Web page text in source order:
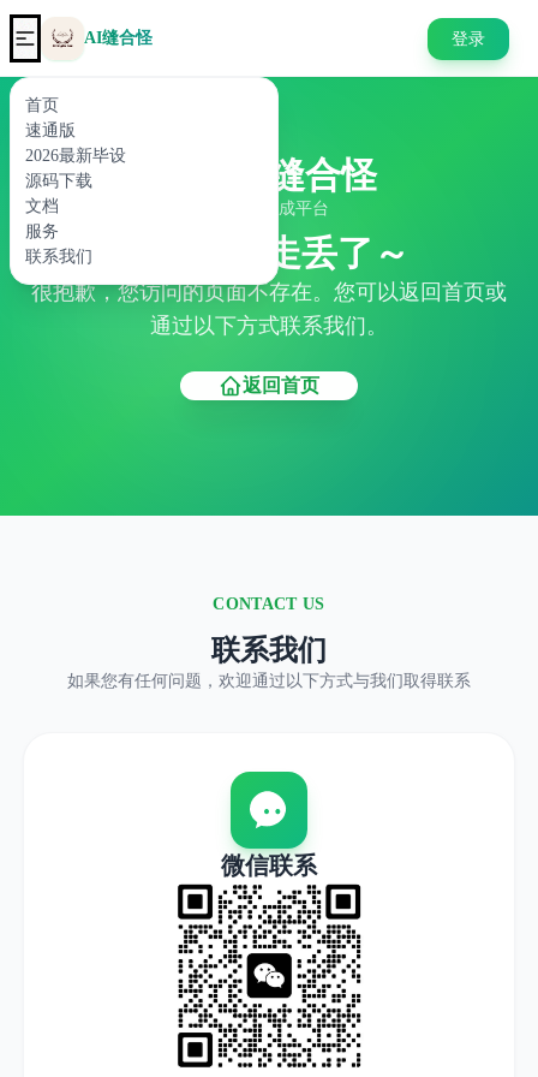
首页
速通版
2026最新毕设
源码下载
文档
服务
联系我们
AI缝合怪 登录
AI缝合怪
代码生成平台
404 页面走丢了～
很抱歉，您访问的页面不存在。您可以返回首页或
通过以下方式联系我们。
返回首页
CONTACT US
联系我们
如果您有任何问题，欢迎通过以下方式与我们取得联系
微信联系